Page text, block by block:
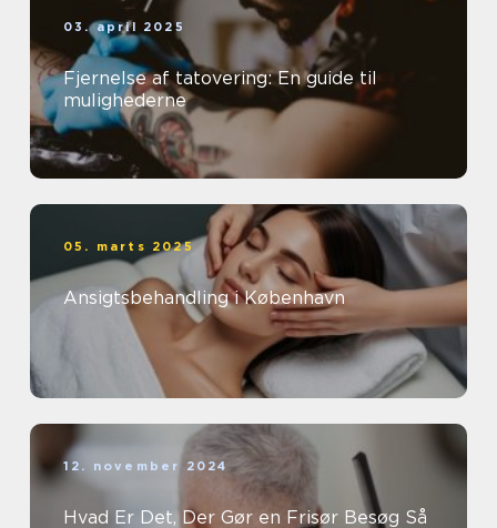
03. april 2025
Fjernelse af tatovering: En guide til
mulighederne
05. marts 2025
Ansigtsbehandling i København
12. november 2024
Hvad Er Det, Der Gør en Frisør Besøg Så